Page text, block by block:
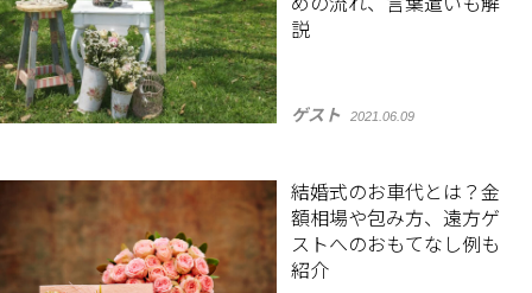
めの流れ、言葉遣いも解
説
ゲスト 2021.06.09
結婚式のお車代とは？金
額相場や包み方、遠方ゲ
ストへのおもてなし例も
紹介